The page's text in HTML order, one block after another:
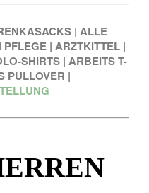
| ALLE
PFLEGE | ARZTKITTEL |
SHIRTS | ARBEITS T-
PULLOVER |